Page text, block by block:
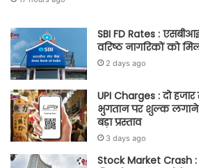
SBI FD Rates :
वरिष्ठ नागरिकों को
2 days ago
UPI Charges : दो
भुगतान पर शुल्क लगाने
बड़ा प्रस्ताव
3 days ago
Stock Market Crash